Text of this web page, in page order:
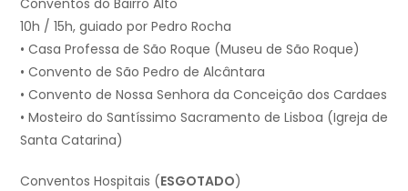
Conventos do Bairro Alto
10h / 15h, guiado por Pedro Rocha
• Casa Professa de São Roque (Museu de São Roque)
• Convento de São Pedro de Alcântara
• Convento de Nossa Senhora da Conceição dos Cardaes
• Mosteiro do Santíssimo Sacramento de Lisboa (Igreja de
Santa Catarina)
Conventos Hospitais (ESGOTADO)